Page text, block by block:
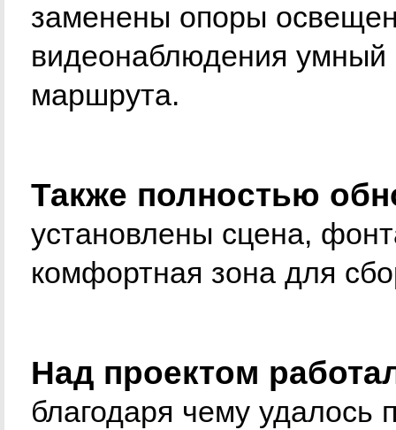
заменены опоры
видеонаблюдения умный
маршрута.
Также полностью
установлены сцена,
комфортная зона для
Над проектом
благодаря чему удалось